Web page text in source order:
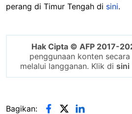
perang di Timur Tengah di sini.
Hak Cipta © AFP 2017-
penggunaan konten
melalui langganan. Klik di sini
Bagikan: